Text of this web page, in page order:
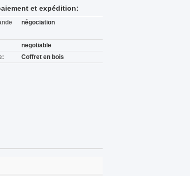
et expédition:
négociation
negotiable
Coffret en bois